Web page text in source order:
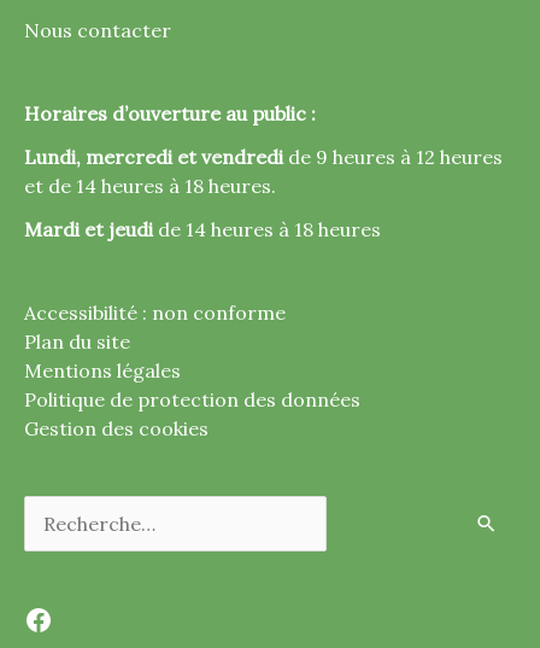
Nous contacter
Horaires d’ouverture au public :
Lundi, mercredi et vendredi de 9 heures à 12 heures
et de 14 heures à 18 heures.
Mardi et jeudi de 14 heures à 18 heures
Accessibilité : non conforme
Plan du site
Mentions légales
Politique de protection des données
Gestion des cookies
Facebook